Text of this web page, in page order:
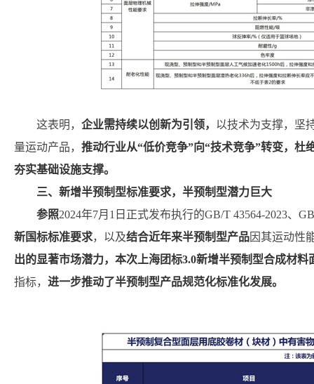
这表明， 企业需持续以创新为引领， 以技术为支撑，坚
量运动产品， 推动行业从“低价竞争”向“技术竞争”转变，杜
夯实基础设施支撑。
三、新增半预制型标准要求，半预制型潜力巨大
参照2024年7月1日正式发布执行的GB/T 43564-2023、
新国标标准要求，以及结合近年来半预制型产品因其运动性
出的显著市场潜力， 本次上海团标3.0新增半预制型合成材料
指标， 进一步推动了半预制型产品规范化标准化发展。